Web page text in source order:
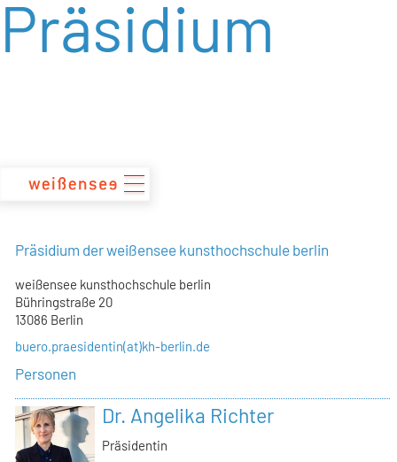
zum
Inhalt
Präsidium
Präsidium der weißensee kunsthochschule berlin
weißensee kunsthochschule berlin
Bühringstraße 20
13086 Berlin
buero.praesidentin(at)kh-berlin.de
Personen
Dr. Angelika Richter
Präsidentin